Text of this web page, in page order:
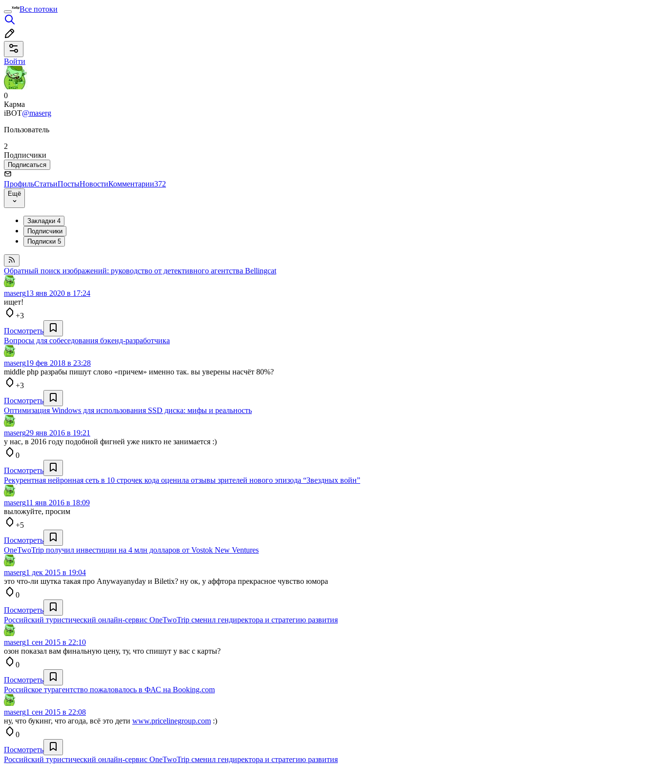
Все потоки
Войти
0
Карма
iBOT@maserg
Пользователь
2
Подписчики
Подписаться
ПрофильСтатьиПостыНовостиКомментарии372
Ещё
Закладки 4
Подписчики
Подписки 5
Обратный поиск изображений: руководство от детективного агентства Bellingcat
maserg13 янв 2020 в 17:24
ищет!
+3
Посмотреть
Вопросы для собеседования бэкенд-разработчика
maserg19 фев 2018 в 23:28
middle php разрабы пишут слово «причем» именно так. вы уверены насчёт 80%?
+3
Посмотреть
Оптимизация Windows для использования SSD диска: мифы и реальность
maserg29 янв 2016 в 19:21
у нас, в 2016 году подобной фигней уже никто не занимается :)
0
Посмотреть
Рекурентная нейронная сеть в 10 строчек кода оценила отзывы зрителей нового эпизода “Звездных войн”
maserg11 янв 2016 в 18:09
выложуйте, просим
+5
Посмотреть
OneTwoTrip получил инвестиции на 4 млн долларов от Vostok New Ventures
maserg1 дек 2015 в 19:04
это что-ли шутка такая про Anywayanyday и Biletix? ну ок, у аффтора прекрасное чувство юмора
0
Посмотреть
Российский туристический онлайн-сервис OneTwoTrip сменил гендиректора и стратегию развития
maserg1 сен 2015 в 22:10
озон показал вам финальную цену, ту, что спишут у вас с карты?
0
Посмотреть
Российское турагентство пожаловалось в ФАС на Booking.com
maserg1 сен 2015 в 22:08
ну, что букинг, что агода, всё это дети www.pricelinegroup.com :)
0
Посмотреть
Российский туристический онлайн-сервис OneTwoTrip сменил гендиректора и стратегию развития